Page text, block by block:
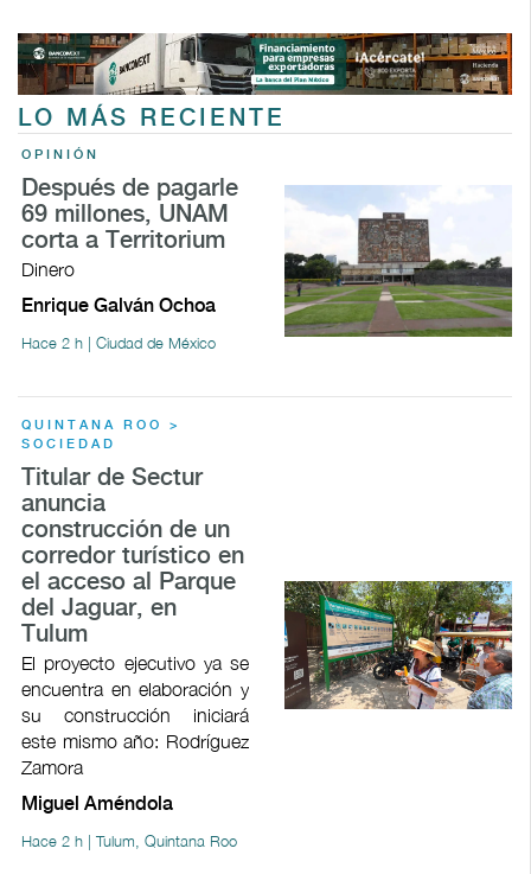
LO MÁS RECIENTE
OPINIÓN
Después de pagarle
69 millones, UNAM
corta a Territorium
Dinero
Enrique Galván Ochoa
Hace 2 h | Ciudad de México
QUINTANA ROO >
SOCIEDAD
Titular de Sectur
anuncia
construcción de un
corredor turístico en
el acceso al Parque
del Jaguar, en
Tulum
El proyecto ejecutivo ya se
encuentra en elaboración y
su construcción iniciará
este mismo año: Rodríguez
Zamora
Miguel Améndola
Hace 2 h | Tulum, Quintana Roo